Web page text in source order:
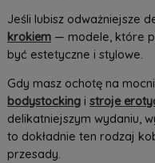
Jeśli lubisz odważniejsze
krokiem— modele, które
być estetyczne i stylowe.
Gdy masz ochotę na
bodystockingi stroje
delikatniejszym wydaniu,
to dokładnie ten rodzaj
przesady.